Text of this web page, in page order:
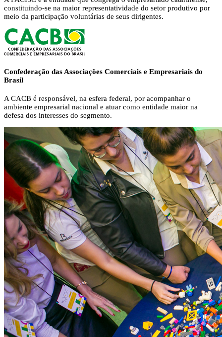
constituindo-se na maior representatividade do setor produtivo por
meio da participação voluntárias de seus dirigentes.
Confederação das Associações Comerciais e Empresariais do
Brasil
A CACB é responsável, na esfera federal, por acompanhar o
ambiente empresarial nacional e atuar como entidade maior na
defesa dos interesses do segmento.